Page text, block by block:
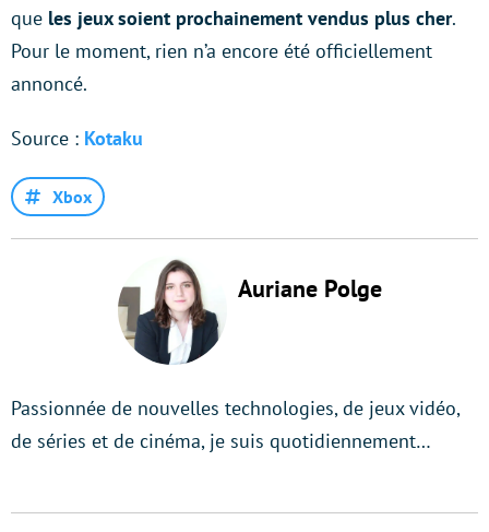
que les jeux soient prochainement vendus plus cher.
Pour le moment, rien n’a encore été officiellement
annoncé.
Source : Kotaku
Xbox
Auriane Polge
Passionnée de nouvelles technologies, de jeux vidéo,
de séries et de cinéma, je suis quotidiennement…